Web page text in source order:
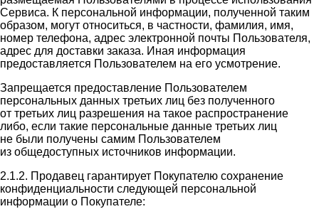
Сервиса. К персональной информации, полученной таким
образом, могут относиться, в частности, фамилия, имя,
номер телефона, адрес электронной почты Пользователя,
адрес для доставки заказа. Иная информация
предоставляется Пользователем на его усмотрение.
Запрещается предоставление Пользователем
персональных данных третьих лиц без полученного
от третьих лиц разрешения на такое распространение
либо, если такие персональные данные третьих лиц
не были получены самим Пользователем
из общедоступных источников информации.
2.1.2. Продавец гарантирует Покупателю сохранение
конфиденциальности следующей персональной
информации о Покупателе: